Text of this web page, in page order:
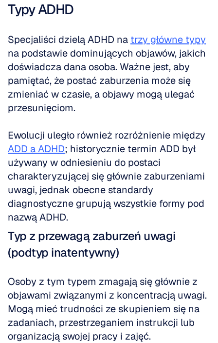
Typy ADHD
Specjaliści dzielą ADHD na trzy główne typy
na podstawie dominujących objawów, jakich
doświadcza dana osoba. Ważne jest, aby
pamiętać, że postać zaburzenia może się
zmieniać w czasie, a objawy mogą ulegać
przesunięciom.
ADD a ADHD; historycznie termin ADD był
używany w odniesieniu do postaci
charakteryzującej się głównie zaburzeniami
uwagi, jednak obecne standardy
diagnostyczne grupują wszystkie formy pod
nazwą ADHD.
Typ z przewagą zaburzeń uwagi
(podtyp inatentywny)
Osoby z tym typem zmagają się głównie z
objawami związanymi z koncentracją uwagi.
Mogą mieć trudności ze skupieniem się na
zadaniach, przestrzeganiem instrukcji lub
organizacją swojej pracy i zajęć.